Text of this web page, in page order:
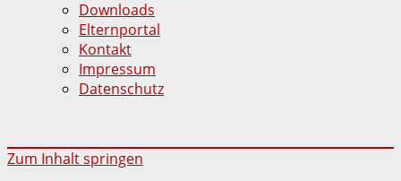
Downloads
Elternportal
Kontakt
Impressum
Datenschutz
Zum Inhalt springen